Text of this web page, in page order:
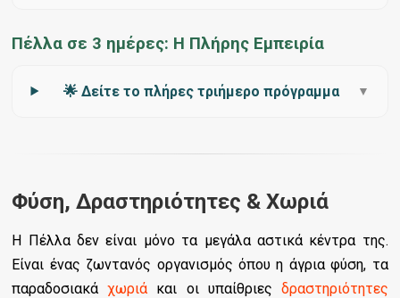
Πέλλα σε 3 ημέρες: Η Πλήρης Εμπειρία
🌟 Δείτε το πλήρες τριήμερο πρόγραμμα ▼
Φύση, Δραστηριότητες & Χωριά
Η Πέλλα δεν είναι μόνο τα μεγάλα αστικά κέντρα της.
Είναι ένας ζωντανός οργανισμός όπου η άγρια φύση, τα
παραδοσιακάχωριά και οι υπαίθριες δραστηριότητες